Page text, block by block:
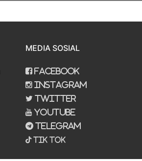
MEDIA SOSIAL
Facebook
Instagram
Twitter
Youtube
Telegram
Tik Tok